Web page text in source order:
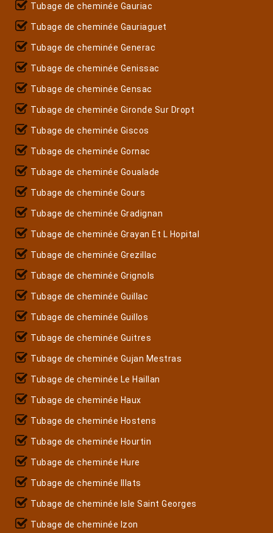
Tubage de cheminée Gauriac
Tubage de cheminée Gauriaguet
Tubage de cheminée Generac
Tubage de cheminée Genissac
Tubage de cheminée Gensac
Tubage de cheminée Gironde Sur Dropt
Tubage de cheminée Giscos
Tubage de cheminée Gornac
Tubage de cheminée Goualade
Tubage de cheminée Gours
Tubage de cheminée Gradignan
Tubage de cheminée Grayan Et L Hopital
Tubage de cheminée Grezillac
Tubage de cheminée Grignols
Tubage de cheminée Guillac
Tubage de cheminée Guillos
Tubage de cheminée Guitres
Tubage de cheminée Gujan Mestras
Tubage de cheminée Le Haillan
Tubage de cheminée Haux
Tubage de cheminée Hostens
Tubage de cheminée Hourtin
Tubage de cheminée Hure
Tubage de cheminée Illats
Tubage de cheminée Isle Saint Georges
Tubage de cheminée Izon